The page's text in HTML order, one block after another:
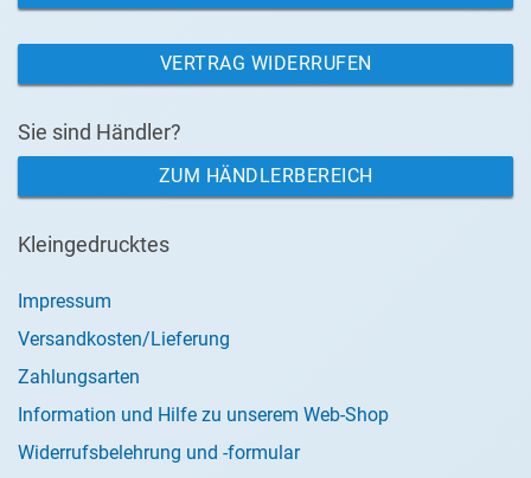
VERTRAG WIDERRUFEN
Sie sind Händler?
ZUM HÄNDLERBEREICH
Kleingedrucktes
Impressum
Versandkosten/Lieferung
Zahlungsarten
Information und Hilfe zu unserem Web-Shop
Widerrufsbelehrung und -formular